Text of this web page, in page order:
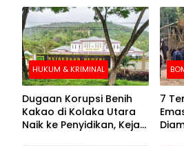
HUKUM & KRIMINAL
Dugaan Korupsi Benih
Kakao di Kolaka Utara
Naik ke Penyidikan, Kejari
7